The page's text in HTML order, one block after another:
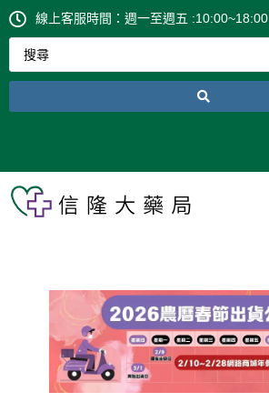
線上客服時間：週一至週五 :10:00~18:00